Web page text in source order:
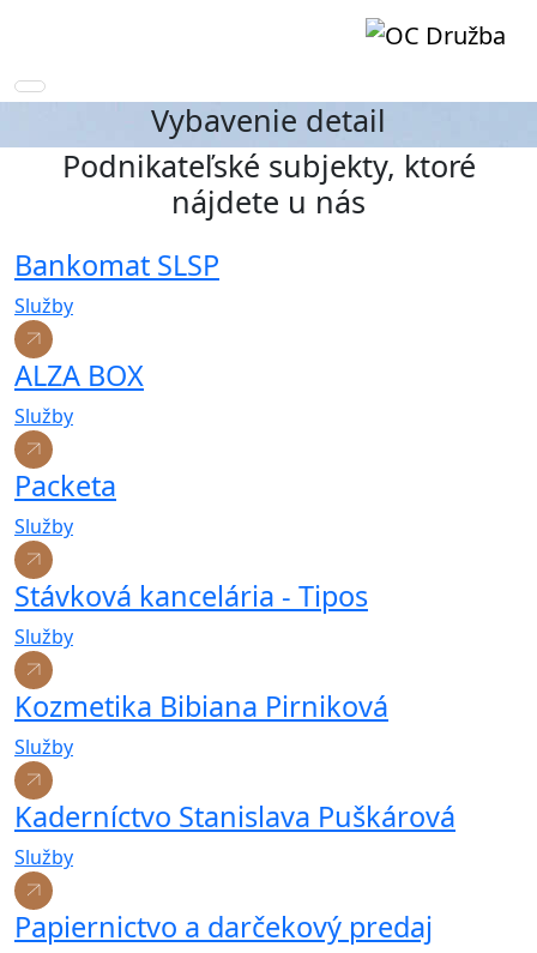
Vybavenie detail
Podnikateľské subjekty, ktoré
nájdete u nás
Bankomat SLSP
Služby
ALZA BOX
Služby
Packeta
Služby
Stávková kancelária - Tipos
Služby
Kozmetika Bibiana Pirniková
Služby
Kaderníctvo Stanislava Puškárová
Služby
Papiernictvo a darčekový predaj